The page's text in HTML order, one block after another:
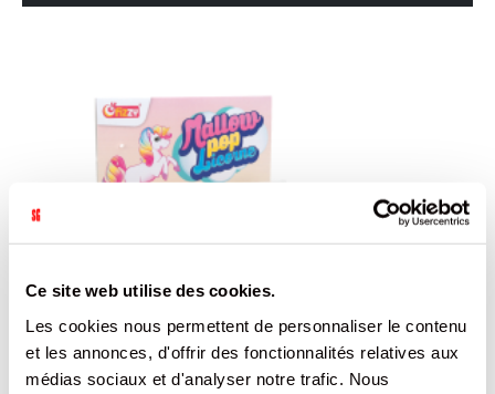
Ce site web utilise des cookies.
Les cookies nous permettent de personnaliser le contenu
et les annonces, d'offrir des fonctionnalités relatives aux
médias sociaux et d'analyser notre trafic. Nous